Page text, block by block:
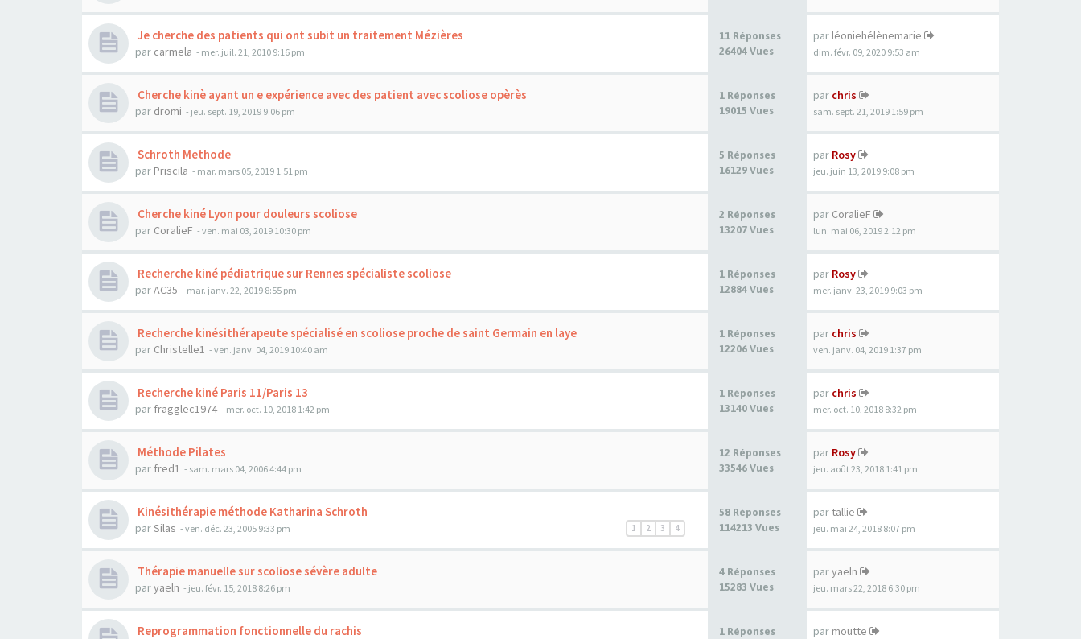
Je cherche des patients qui ont subit un traitement Mézières
par carmela - mer. juil. 21, 2010 9:16 pm
11 Réponses
26404 Vues
par léoniehélènemarie
dim. févr. 09, 2020 9:53 am
Cherche kinè ayant un e expérience avec des patient avec scoliose opèrès
par dromi - jeu. sept. 19, 2019 9:06 pm
1 Réponses
19015 Vues
par chris
sam. sept. 21, 2019 1:59 pm
Schroth Methode
par Priscila - mar. mars 05, 2019 1:51 pm
5 Réponses
16129 Vues
par Rosy
jeu. juin 13, 2019 9:08 pm
Cherche kiné Lyon pour douleurs scoliose
par CoralieF - ven. mai 03, 2019 10:30 pm
2 Réponses
13207 Vues
par CoralieF
lun. mai 06, 2019 2:12 pm
Recherche kiné pédiatrique sur Rennes spécialiste scoliose
parAC35 - mar. janv. 22, 2019 8:55 pm
1 Réponses
12884 Vues
par Rosy
mer. janv. 23, 2019 9:03 pm
Recherche kinésithérapeute spécialisé en scoliose proche de saint Germain en laye
par Christelle1 - ven. janv. 04, 2019 10:40 am
1 Réponses
12206 Vues
par chris
ven. janv. 04, 2019 1:37 pm
Recherche kiné Paris 11/Paris 13
par fragglec1974 - mer. oct. 10, 2018 1:42 pm
1 Réponses
13140 Vues
par chris
mer. oct. 10, 2018 8:32 pm
Méthode Pilates
par fred1 - sam. mars 04, 2006 4:44 pm
12 Réponses
33546 Vues
par Rosy
jeu. août 23, 2018 1:41 pm
Kinésithérapie méthode Katharina Schroth
1 2 3 4
parSilas - ven. déc. 23, 2005 9:33 pm
58 Réponses
114213 Vues
par tallie
jeu. mai 24, 2018 8:07 pm
Thérapie manuelle sur scoliose sévère adulte
paryaeln - jeu. févr. 15, 2018 8:26 pm
4 Réponses
15283 Vues
paryaeln
jeu. mars 22, 2018 6:30 pm
Reprogrammation fonctionnelle du rachis 1 Réponses par moutte